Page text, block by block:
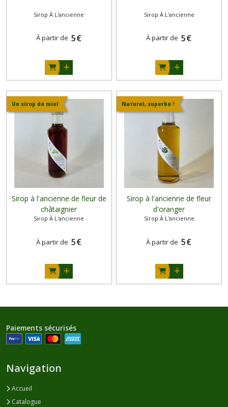
Sirop À L'ancienne
À partir de 5€
Sirop À L'ancienne
À partir de 5€
Un sirop de miel
Sirop à l'ancienne de fleur de
châtaignier
Sirop À L'ancienne
À partir de 5€
Naturel, superbe !
Sirop à l'ancienne de fleur
d'oranger
Sirop À L'ancienne
À partir de 5€
Paiements sécurisés
Navigation
Accueil
Catalogue